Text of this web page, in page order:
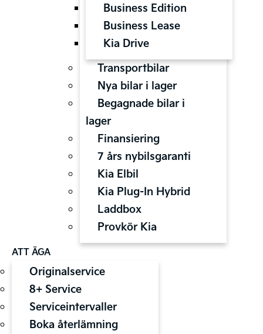
Business Edition
Business Lease
Kia Drive
Transportbilar
Nya bilar i lager
Begagnade bilar i
lager
Finansiering
7 års nybilsgaranti
Kia Elbil
Kia Plug-In Hybrid
Laddbox
Provkör Kia
ATT ÄGA
Originalservice
8+ Service
Serviceintervaller
Boka återlämning